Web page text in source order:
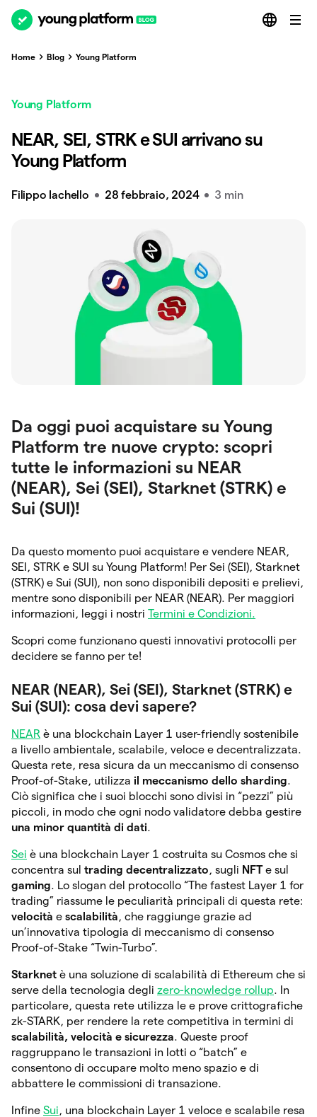
Home Blog Young Platform
Young Platform
NEAR, SEI, STRK e SUI arrivano su
Young Platform
Filippo Iachello 28 febbraio, 2024 3 min
Da oggi puoi acquistare su Young
Platform tre nuove crypto: scopri
tutte le informazioni su NEAR
(NEAR), Sei (SEI), Starknet (STRK) e
Sui (SUI)!
Da questo momento puoi acquistare e vendere NEAR,
SEI, STRK e SUI su Young Platform! Per Sei (SEI), Starknet
(STRK) e Sui (SUI), non sono disponibili depositi e prelievi,
mentre sono disponibili per NEAR (NEAR). Per maggiori
informazioni, leggi i nostri Termini e Condizioni.
Scopri come funzionano questi innovativi protocolli per
decidere se fanno per te!
NEAR (NEAR), Sei (SEI), Starknet (STRK) e
Sui (SUI): cosa devi sapere?
NEAR è una blockchain Layer 1 user-friendly sostenibile
a livello ambientale, scalabile, veloce e decentralizzata.
Questa rete, resa sicura da un meccanismo di consenso
Proof-of-Stake, utilizza il meccanismo dello sharding.
Ciò significa che i suoi blocchi sono divisi in “pezzi” più
piccoli, in modo che ogni nodo validatore debba gestire
una minor quantità di dati.
Sei è una blockchain Layer 1 costruita su Cosmos che si
concentra sul trading decentralizzato, sugli NFTe sul
gaming. Lo slogan del protocollo “The fastest Layer 1 for
trading” riassume le peculiarità principali di questa rete:
velocità e scalabilità, che raggiunge grazie ad
un’innovativa tipologia di meccanismo di consenso
Proof-of-Stake “Twin-Turbo”.
Starknet è una soluzione di scalabilità di Ethereum che si
serve della tecnologia degli zero-knowledge rollup. In
particolare, questa rete utilizza le e prove crittografiche
zk-STARK, per rendere la rete competitiva in termini di
scalabilità, velocità e sicurezza. Queste proof
raggruppano le transazioni in lotti o “batch” e
consentono di occupare molto meno spazio e di
abbattere le commissioni di transazione.
Infine Sui, una blockchain Layer 1 veloce e scalabile resa